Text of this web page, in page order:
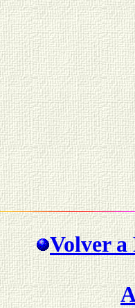
Volver a